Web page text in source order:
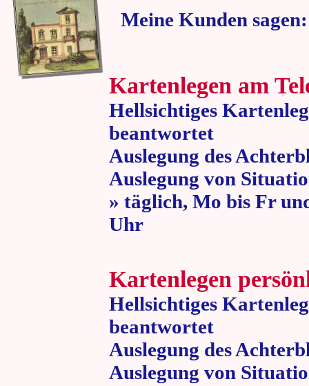
Meine Kunden
Kartenlegen am
Hellsichtiges
beantwortet
Auslegung des
Auslegung von
» täglich, Mo bis Fr
Uhr » 80
Kartenlegen
Hellsichtiges
beantwortet
Auslegung des
Auslegung von